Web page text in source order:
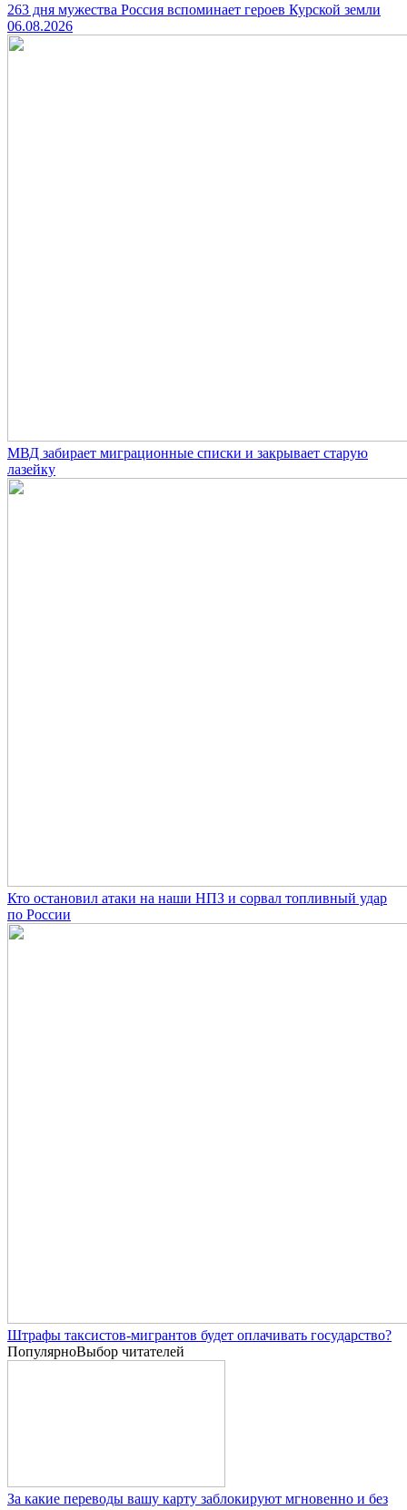
263 дня мужества Россия вспоминает героев Курской земли
06.08.2026
МВД забирает миграционные списки и закрывает старую
лазейку
Кто остановил атаки на наши НПЗ и сорвал топливный удар
по России
Штрафы таксистов-мигрантов будет оплачивать государство?
ПопулярноВыбор читателей
За какие переводы вашу карту заблокируют мгновенно и без